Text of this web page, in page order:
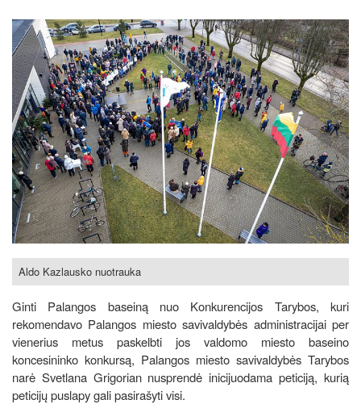
Aldo Kazlausko nuotrauka
Ginti Palangos baseiną nuo Konkurencijos Tarybos, kuri
rekomendavo Palangos miesto savivaldybės administracijai per
vienerius metus paskelbti jos valdomo miesto baseino
koncesininko konkursą, Palangos miesto savivaldybės Tarybos
narė Svetlana Grigorian nusprendė inicijuodama peticiją, kurią
peticijų puslapy gali pasirašyti visi.